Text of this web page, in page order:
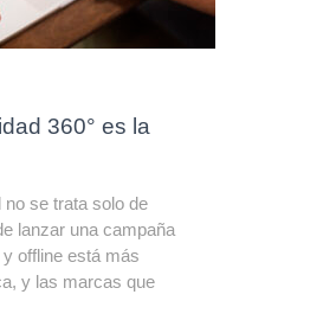
360° es la
no se trata solo de
lanzar una campaña
offline está más
y las marcas que